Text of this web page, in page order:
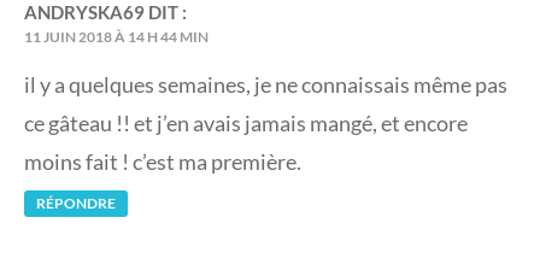
ANDRYSKA69 DIT :
11 JUIN 2018 À 14 H 44 MIN
il y a quelques semaines, je ne connaissais même pas
ce gâteau !! et j’en avais jamais mangé, et encore
moins fait ! c’est ma première.
RÉPONDRE